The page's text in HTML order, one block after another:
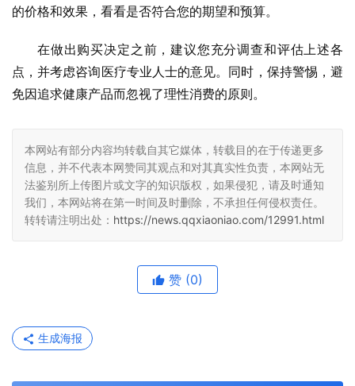
的价格和效果，看看是否符合您的期望和预算。
在做出购买决定之前，建议您充分调查和评估上述各
点，并考虑咨询医疗专业人士的意见。同时，保持警惕，避
免因追求健康产品而忽视了理性消费的原则。
本网站有部分内容均转载自其它媒体，转载目的在于传递更多
信息，并不代表本网赞同其观点和对其真实性负责，本网站无
法鉴别所上传图片或文字的知识版权，如果侵犯，请及时通知
我们，本网站将在第一时间及时删除，不承担任何侵权责任。
转转请注明出处： https://news.qqxiaoniao.com/12991.html
赞 (0)
生成海报